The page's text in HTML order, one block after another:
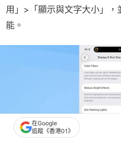
用」>「顯示與文字大小」，
能。
在Google
追蹤《香港01》